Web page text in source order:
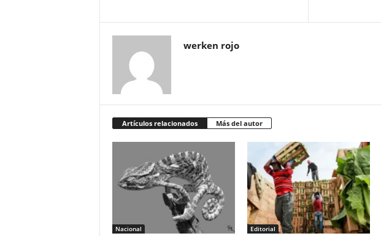
werken rojo
Artículos relacionados Más del autor
Nacional Editorial